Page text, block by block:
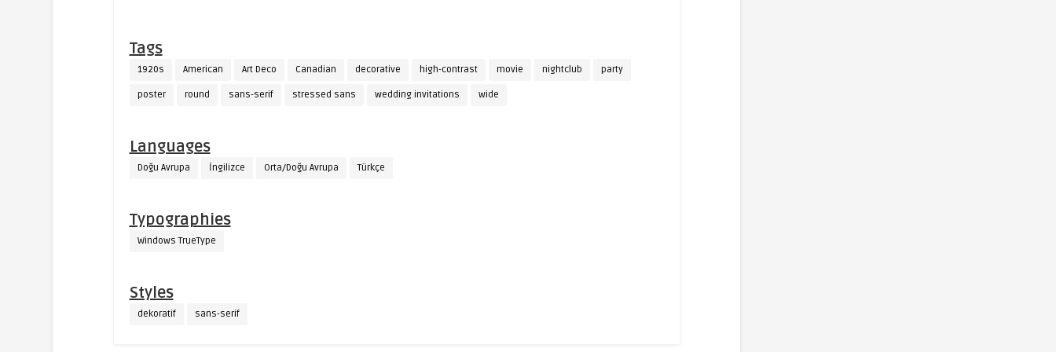
Tags
1920s American Art Deco Canadian decorative high-contrast movie nightclub party
poster round sans-serif stressed sans wedding invitations wide
Languages
Doğu Avrupa İngilizce Orta/Doğu Avrupa Türkçe
Typographies
Windows TrueType
Styles
dekoratif sans-serif